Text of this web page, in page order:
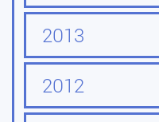
2013
2012